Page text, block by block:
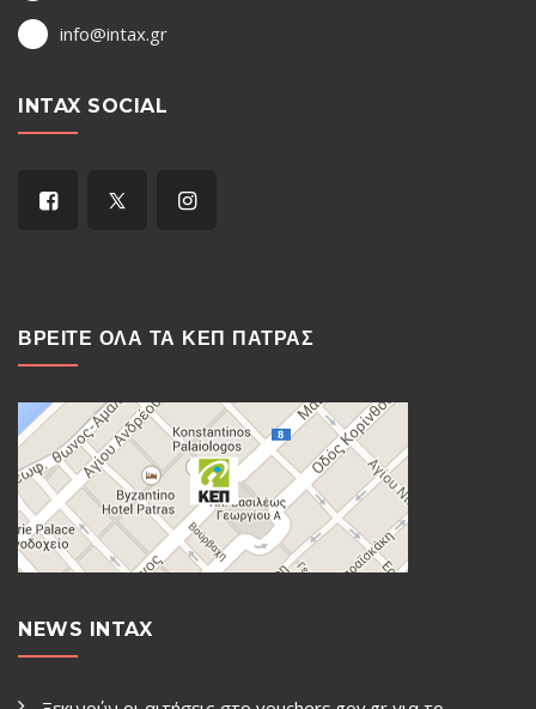
info@intax.gr
INTAX SOCIAL
ΒΡΕΙΤΕ ΟΛΑ ΤΑ ΚΕΠ ΠΑΤΡΑΣ
NEWS INTAX